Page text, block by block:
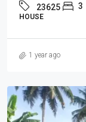
23625 3
HOUSE
1 year ago